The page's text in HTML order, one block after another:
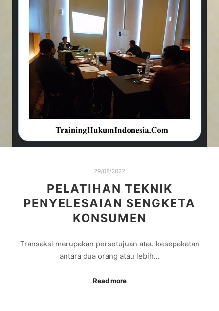
29/08/2022
PELATIHAN TEKNIK
PENYELESAIAN SENGKETA
KONSUMEN
Transaksi merupakan persetujuan atau kesepakatan
antara dua orang atau lebih…
Read more